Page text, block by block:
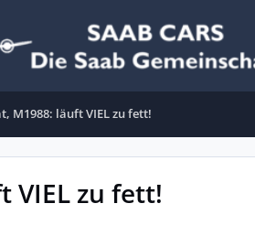
M1988: läuft VIEL zu fett!
VIEL zu fett!